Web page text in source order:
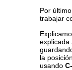
Por
trabajar
explicada
la
usando